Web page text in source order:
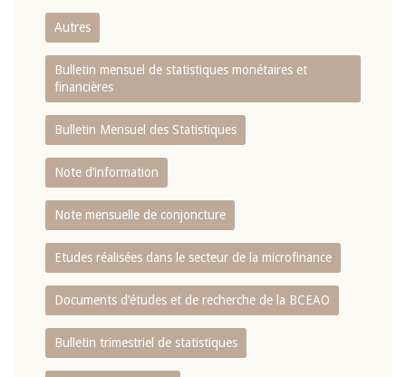
Autres
Bulletin mensuel de statistiques monétaires et
financières
Bulletin Mensuel des Statistiques
Note d’information
Note mensuelle de conjoncture
Etudes réalisées dans le secteur de la microfinance
Documents d’études et de recherche de la BCEAO
Bulletin trimestriel de statistiques